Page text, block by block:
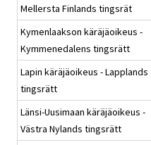
Mellersta Finlands tingsrät
Kymenlaakson käräjäoikeus -
Kymmenedalens tingsrätt
Lapin käräjäoikeus - Lapplands
tingsrätt
Länsi-Uusimaan käräjäoikeus -
Västra Nylands tingsrätt